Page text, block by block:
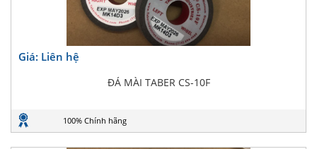
Giá: Liên hệ
ĐÁ MÀI TABER CS-10F
100% Chính hãng